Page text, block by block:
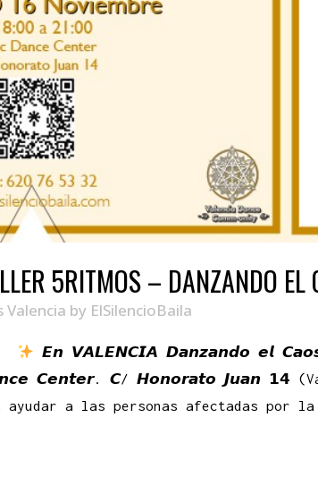
5RITMOS – DANZANDO EL
Valencia by ElSilencioBaila
𝙀𝙣 𝙑𝘼𝙇𝙀𝙉𝘾𝙄𝘼 𝘿𝙖𝙣𝙯𝙖𝙣𝙙𝙤 𝙚𝙡
𝘾𝙚𝙣𝙩𝙚𝙧. 𝘾/ 𝙃𝙤𝙣𝙤𝙧𝙖𝙩𝙤 𝙅𝙪𝙖𝙣 𝟭𝟰
ayudar a las personas afectadas por